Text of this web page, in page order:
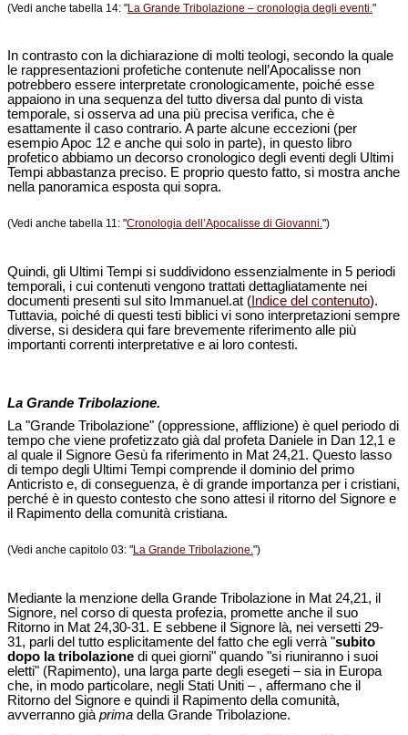
(Vedi anche tabella 14: "La Grande Tribolazione – cronologia degli eventi. "
In contrasto con la dichiarazione di molti teologi, secondo la quale
le rappresentazioni profetiche contenute nell’Apocalisse non
potrebbero essere interpretate cronologicamente, poiché esse
appaiono in una sequenza del tutto diversa dal punto di vista
temporale, si osserva ad una più precisa verifica, che è
esattamente il caso contrario. A parte alcune eccezioni (per
esempio Apoc 12 e anche qui solo in parte), in questo libro
profetico abbiamo un decorso cronologico degli eventi degli Ultimi
Tempi abbastanza preciso. E proprio questo fatto, si mostra anche
nella panoramica esposta qui sopra.
(Vedi anche tabella 11: "Cronologia dell’Apocalisse di Giovanni.")
Quindi, gli Ultimi Tempi si suddividono essenzialmente in 5 periodi
temporali, i cui contenuti vengono trattati dettagliatamente nei
documenti presenti sul sito Immanuel.at ( Indice del contenuto).
Tuttavia, poiché di questi testi biblici vi sono interpretazioni sempre
diverse, si desidera qui fare brevemente riferimento alle più
importanti correnti interpretative e ai loro contesti.
La Grande Tribolazione.
La "Grande Tribolazione" (oppressione, afflizione) è quel periodo di
tempo che viene profetizzato già dal profeta Daniele in Dan 12,1 e
al quale il Signore Gesù fa riferimento in Mat 24,21. Questo lasso
di tempo degli Ultimi Tempi comprende il dominio del primo
Anticristo e, di conseguenza, è di grande importanza per i cristiani,
perché è in questo contesto che sono attesi il ritorno del Signore e
il Rapimento della comunità cristiana.
(Vedi anche capitolo 03: "La Grande Tribolazione.")
Mediante la menzione della Grande Tribolazione in Mat 24,21, il
Signore, nel corso di questa profezia, promette anche il suo
Ritorno in Mat 24,30-31. E sebbene il Signore là, nei versetti 29-
31, parli del tutto esplicitamente del fatto che egli verrà "subito
dopo la tribolazione di quei giorni" quando "si riuniranno i suoi
eletti" (Rapimento), una larga parte degli esegeti – sia in Europa
che, in modo particolare, negli Stati Uniti – , affermano che il
Ritorno del Signore e quindi il Rapimento della comunità,
avverranno già prima della Grande Tribolazione.